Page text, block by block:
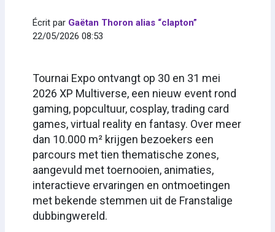
Écrit par Gaëtan Thoron alias “clapton”
22/05/2026 08:53
Tournai Expo ontvangt op 30 en 31 mei
2026 XP Multiverse, een nieuw event rond
gaming, popcultuur, cosplay, trading card
games, virtual reality en fantasy. Over meer
dan 10.000 m² krijgen bezoekers een
parcours met tien thematische zones,
aangevuld met toernooien, animaties,
interactieve ervaringen en ontmoetingen
met bekende stemmen uit de Franstalige
dubbingwereld.